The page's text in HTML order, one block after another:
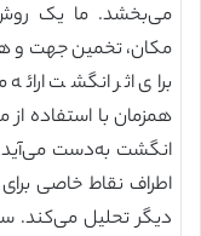
می‌بخشد. ما یک روش
مکان، تخمین جهت و
برای اثر انگشت
اطراف نقاط خاصی
دیگر تحلیل می‌کند.